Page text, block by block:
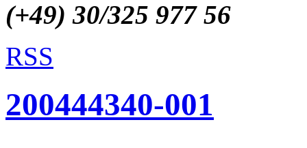
(+49) 30/325 977 56
RSS
200444340-001